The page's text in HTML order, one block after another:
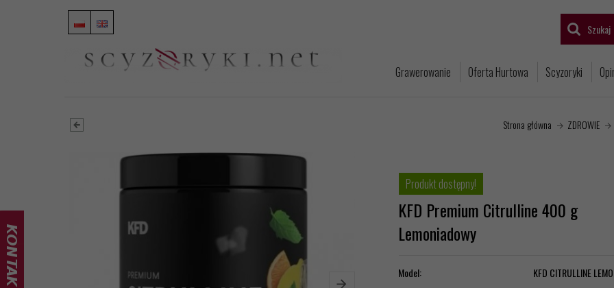
Szukaj
Grawerowanie Oferta Hurtowa Scyzoryki
Strona główna ZDROWIE
Produkt dostępny!
KFD Premium Citrulline 400 g
Lemoniadowy
Model:
KFD CITRULLINE